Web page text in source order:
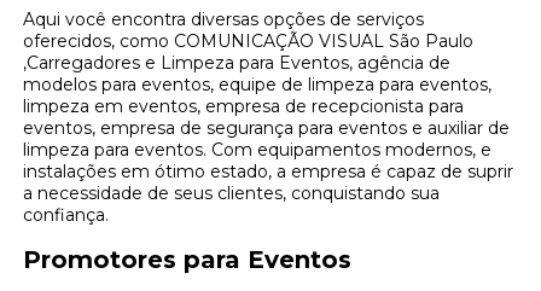
Aqui você encontra diversas opções de serviços
oferecidos, como COMUNICAÇÃO VISUAL São Paulo
,Carregadores e Limpeza para Eventos, agência de
modelos para eventos, equipe de limpeza para eventos,
limpeza em eventos, empresa de recepcionista para
eventos, empresa de segurança para eventos e auxiliar de
limpeza para eventos. Com equipamentos modernos, e
instalações em ótimo estado, a empresa é capaz de suprir
a necessidade de seus clientes, conquistando sua
confiança.
Promotores para Eventos